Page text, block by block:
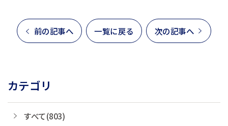
前の記事へ 一覧に戻る 次の記事へ
カテゴリ
すべて(803)